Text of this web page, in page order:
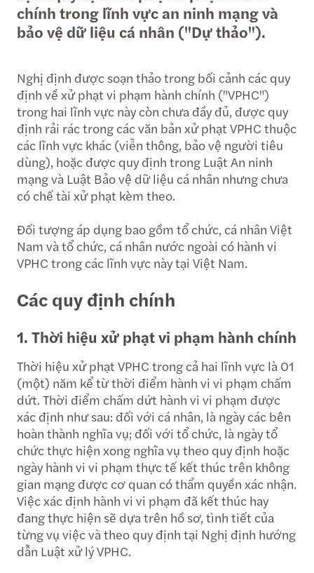
chính trong lĩnh vực an ninh mạng và
bảo vệ dữ liệu cá nhân ("Dự thảo").
Nghị định được soạn thảo trong bối cảnh các quy
định về xử phạt vi phạm hành chính ("VPHC")
trong hai lĩnh vực này còn chưa đầy đủ, được quy
định rải rác trong các văn bản xử phạt VPHC thuộc
các lĩnh vực khác (viễn thông, bảo vệ người tiêu
dùng), hoặc được quy định trong Luật An ninh
mạng và Luật Bảo vệ dữ liệu cá nhân nhưng chưa
có chế tài xử phạt kèm theo.
Đối tượng áp dụng bao gồm tổ chức, cá nhân Việt
Nam và tổ chức, cá nhân nước ngoài có hành vi
VPHC trong các lĩnh vực này tại Việt Nam.
Các quy định chính
1. Thời hiệu xử phạt vi phạm hành chính
Thời hiệu xử phạt VPHC trong cả hai lĩnh vực là 01
(một) năm kể từ thời điểm hành vi vi phạm chấm
dứt. Thời điểm chấm dứt hành vi vi phạm được
xác định như sau: đối với cá nhân, là ngày các bên
hoàn thành nghĩa vụ; đối với tổ chức, là ngày tổ
chức thực hiện xong nghĩa vụ theo quy định hoặc
ngày hành vi vi phạm thực tế kết thúc trên không
gian mạng được cơ quan có thẩm quyền xác nhận.
Việc xác định hành vi vi phạm đã kết thúc hay
đang thực hiện sẽ dựa trên hồ sơ, tình tiết của
từng vụ việc và theo quy định tại Nghị định hướng
dẫn Luật xử lý VPHC.